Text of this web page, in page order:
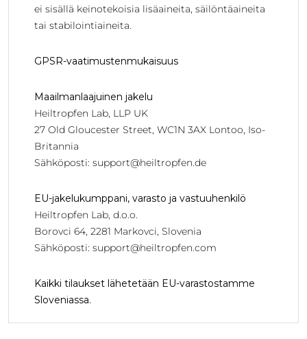
ei sisällä keinotekoisia lisäaineita, säilöntäaineita
tai stabilointiaineita.
GPSR-vaatimustenmukaisuus
Maailmanlaajuinen jakelu
Heiltropfen Lab, LLP UK
27 Old Gloucester Street, WC1N 3AX Lontoo, Iso-
Britannia
Sähköposti: support@heiltropfen.de
EU-jakelukumppani, varasto ja vastuuhenkilö
Heiltropfen Lab, d.o.o.
Borovci 64, 2281 Markovci, Slovenia
Sähköposti: support@heiltropfen.com
Kaikki tilaukset lähetetään EU-varastostamme
Sloveniassa.